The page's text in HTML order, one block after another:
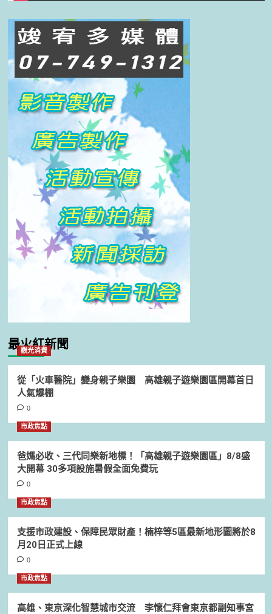
最火紅新聞
觀光消費
從「火車醫院」變身親子樂園 高雄親子遊樂園區開幕首日
人氣爆棚
0
市政焦點
爸媽必收、三代同樂新地標！「高雄親子遊樂園區」8/8盛
大開幕 30多項設施暑假全面免費玩
0
市政焦點
支援市政建設、保障民眾財產！楠梓等5區最新地形圖將於8
月20日正式上線
0
市政焦點
高雄、東京深化智慧城市交流 李懷仁拜會東京都副知事宮